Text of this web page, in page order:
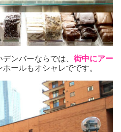
ンバーならでは、 街中にアー
ホールもオシャレでです。